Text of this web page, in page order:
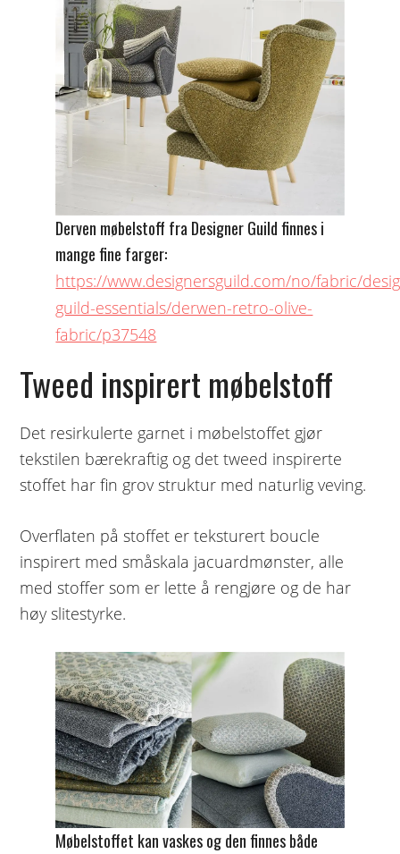
Derven møbelstoff fra Designer Guild finnes i
mange fine farger:
https://www.designersguild.com/no/fabric/
guild-essentials/derwen-retro-olive-
fabric/p37548
Tweed inspirert møbelstoff
Det resirkulerte garnet i møbelstoffet gjør
tekstilen bærekraftig og det tweed inspirerte
stoffet har fin grov struktur med naturlig veving.
Overflaten på stoffet er teksturert boucle
inspirert med småskala jacuardmønster, alle
med stoffer som er lette å rengjøre og de har
høy slitestyrke.
Møbelstoffet kan vaskes og den finnes både